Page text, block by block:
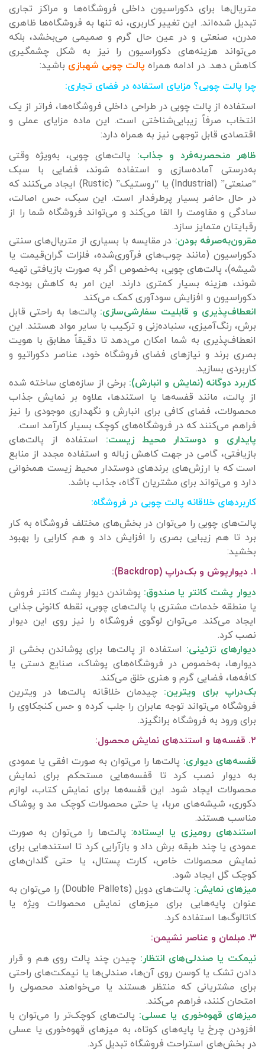
متریال‌ها برای دکوراسیون داخلی فروشگاه‌ها و مراکز تجاری
تبدیل شده‌اند. این تغییر کاربری، نه تنها به فروشگاه‌ها ظاهری
مدرن، صنعتی و در عین حال گرم و صمیمی می‌بخشد، بلکه
می‌تواند هزینه‌های دکوراسیون را نیز به شکل چشمگیری
کاهش دهد. در ادامه همراه پالت چوبی شهبازی باشید:
چرا پالت چوبی؟ مزایای استفاده در فضای تجاری:
استفاده از پالت چوبی در طراحی داخلی فروشگاه‌ها، فراتر از یک
انتخاب صرفاً زیبایی‌شناختی است. این ماده مزایای عملی و
اقتصادی قابل توجهی نیز به همراه دارد:
ظاهر منحصربه‌فرد و جذاب: پالت‌های چوبی، به‌ویژه وقتی
به‌درستی آماده‌سازی و استفاده شوند، فضایی با سبک
“صنعتی” (Industrial) یا “روستیک” (Rustic) ایجاد می‌کنند که
در حال حاضر بسیار پرطرفدار است. این سبک، حس اصالت،
سادگی و مقاومت را القا می‌کند و می‌تواند فروشگاه شما را از
رقبایتان متمایز سازد.
مقرون‌به‌صرفه بودن: در مقایسه با بسیاری از متریال‌های سنتی
دکوراسیون (مانند چوب‌های فرآوری‌شده، فلزات گران‌قیمت یا
شیشه)، پالت‌های چوبی، به‌خصوص اگر به صورت بازیافتی تهیه
شوند، هزینه بسیار کمتری دارند. این امر به کاهش بودجه
دکوراسیون و افزایش سودآوری کمک می‌کند.
انعطاف‌پذیری و قابلیت سفارشی‌سازی: پالت‌ها به راحتی قابل
برش، رنگ‌آمیزی، سنباده‌زنی و ترکیب با سایر مواد هستند. این
انعطاف‌پذیری به شما امکان می‌دهد تا دقیقاً مطابق با هویت
بصری برند و نیازهای فضای فروشگاه خود، عناصر دکوراتیو و
کاربردی بسازید.
کاربرد دوگانه (نمایش و انبارش): برخی از سازه‌های ساخته شده
از پالت، مانند قفسه‌ها یا استندها، علاوه بر نمایش جذاب
محصولات، فضای کافی برای انبارش و نگهداری موجودی را نیز
فراهم می‌کنند که در فروشگاه‌های کوچک بسیار کارآمد است.
پایداری و دوستدار محیط زیست: استفاده از پالت‌های
بازیافتی، گامی در جهت کاهش زباله و استفاده مجدد از منابع
است که با ارزش‌های برندهای دوستدار محیط زیست همخوانی
دارد و می‌تواند برای مشتریان آگاه، جذاب باشد.
کاربردهای خلاقانه پالت چوبی در فروشگاه:
پالت‌های چوبی را می‌توان در بخش‌های مختلف فروشگاه به کار
برد تا هم زیبایی بصری را افزایش داد و هم کارایی را بهبود
بخشید:
۱. دیوارپوش و بک‌دراپ (Backdrop):
دیوار پشت کانتر یا صندوق: پوشاندن دیوار پشت کانتر فروش
یا منطقه خدمات مشتری با پالت‌های چوبی، نقطه کانونی جذابی
ایجاد می‌کند. می‌توان لوگوی فروشگاه را نیز روی این دیوار
نصب کرد.
دیوارهای تزئینی: استفاده از پالت‌ها برای پوشاندن بخشی از
دیوارها، به‌خصوص در فروشگاه‌های پوشاک، صنایع دستی یا
کافه‌ها، فضایی گرم و هنری خلق می‌کند.
بک‌دراپ برای ویترین: چیدمان خلاقانه پالت‌ها در ویترین
فروشگاه می‌تواند توجه عابران را جلب کرده و حس کنجکاوی را
برای ورود به فروشگاه برانگیزد.
۲. قفسه‌ها و استندهای نمایش محصول:
قفسه‌های دیواری: پالت‌ها را می‌توان به صورت افقی یا عمودی
به دیوار نصب کرد تا قفسه‌هایی مستحکم برای نمایش
محصولات ایجاد شود. این قفسه‌ها برای نمایش کتاب، لوازم
دکوری، شیشه‌های مربا، یا حتی محصولات کوچک مد و پوشاک
مناسب هستند.
استندهای رومیزی یا ایستاده: پالت‌ها را می‌توان به صورت
عمودی یا چند طبقه برش داد و بازآرایی کرد تا استندهایی برای
نمایش محصولات خاص، کارت پستال، یا حتی گلدان‌های
کوچک گل ایجاد شود.
میزهای نمایش:
پالت‌های دوبل (Double Pallets) را می‌توان به
عنوان پایه‌هایی برای میزهای نمایش محصولات ویژه یا
کاتالوگ‌ها استفاده کرد.
۳. مبلمان و عناصر نشیمن:
نیمکت یا صندلی‌های انتظار: چیدن چند پالت روی هم و قرار
دادن تشک یا کوسن روی آن‌ها، صندلی‌ها یا نیمکت‌های راحتی
برای مشتریانی که منتظر هستند یا می‌خواهند محصولی را
امتحان کنند، فراهم می‌کند.
میزهای قهوه‌خوری یا عسلی: پالت‌های کوچک‌تر را می‌توان با
افزودن چرخ یا پایه‌های کوتاه، به میزهای قهوه‌خوری یا عسلی
در بخش‌های استراحت فروشگاه تبدیل کرد.